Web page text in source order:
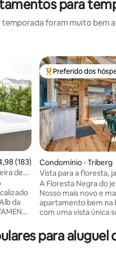
para
foram muito bem
de uma avaliação média de 5,
(183)
de
da
e
Entre os melhores
Preferido dos
Condomínio ⋅ Triberg
Vista para a floresta,
lareira
A Floresta Negra do
Nosso mais novo e
apartamento bem na
com uma vista única
churrasqueira e
size confortáveis →
para